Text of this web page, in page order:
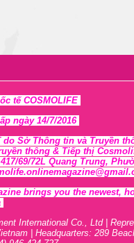
tế COSMOLIFE
ngày 14/7/2016
do Sở Thông tin và Truyền
thông & Tiếp thị
69/72L Quang Trung,
brings you the newest,
International Co., Ltd |
| Headquarters: 289